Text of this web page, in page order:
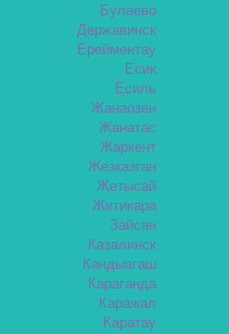
Булаево
Державинск
Ерейментау
Есик
Есиль
Жанаозен
Жанатас
Жаркент
Жезказган
Жетысай
Житикара
Зайсан
Казалинск
Кандыагаш
Караганда
Каражал
Каратау